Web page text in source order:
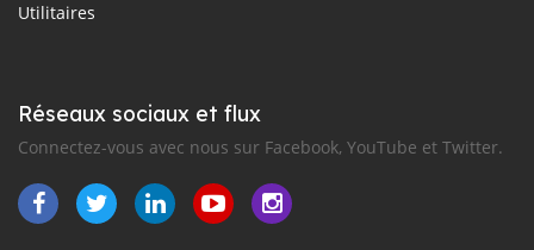
Utilitaires
Réseaux sociaux et flux
Connectez-vous avec nous sur Facebook, YouTube et Twitter.